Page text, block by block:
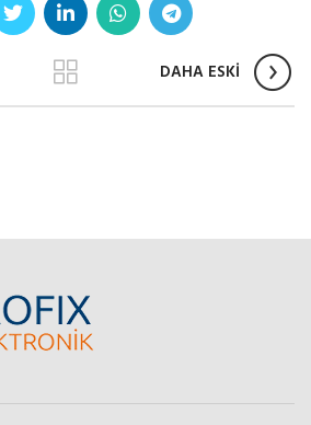
DAHA ESKİ